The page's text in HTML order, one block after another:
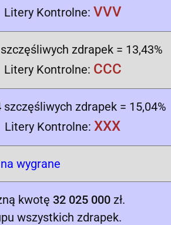
Litery Kontrolne: VVV
szczęśliwych zdrapek = 13,43%
Litery Kontrolne: CCC
szczęśliwych zdrapek = 15,04%
Litery Kontrolne: XXX
wygrane
kwotę 32 025 000zł.
wszystkich zdrapek.